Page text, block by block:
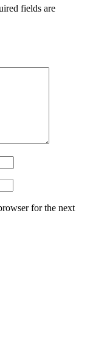
fields are
for the next